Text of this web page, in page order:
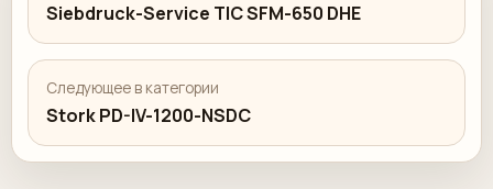
Siebdruck-Service TIC SFM-650 DHE
Следующее в категории
Stork PD-IV-1200-NSDC